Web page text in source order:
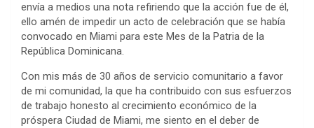
envía a medios una nota refiriendo que la acción fue de él,
ello amén de impedir un acto de celebración que se había
convocado en Miami para este Mes de la Patria de la
República Dominicana.
Con mis más de 30 años de servicio comunitario a favor
de mi comunidad, la que ha contribuido con sus esfuerzos
de trabajo honesto al crecimiento económico de la
próspera Ciudad de Miami, me siento en el deber de